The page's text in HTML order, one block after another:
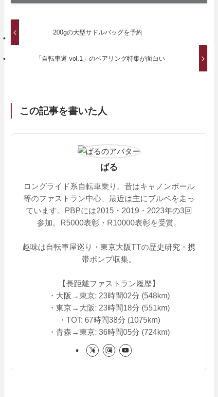
200gの大型サドルバッグを予約
「自転車道 vol.1」のベアリング特集が面白い
この記事を書いた人
ばる
ロングライド系自転車乗り。昔はキャノンボール
等のファストラン中心、最近は主にブルベを走っ
ています。PBPには2015・2019・2023年の3回
参加。R5000表彰・R10000表彰を受賞。
趣味は自転車屋巡り・東京大阪TTの歴史研究・携
帯ポンプ収集。
【長距離ファストラン履歴】
・大阪→東京: 23時間02分 (548km)
・東京→大阪: 23時間18分 (551km)
・TOT: 67時間38分 (1075km)
・青森→東京: 36時間05分 (724km)